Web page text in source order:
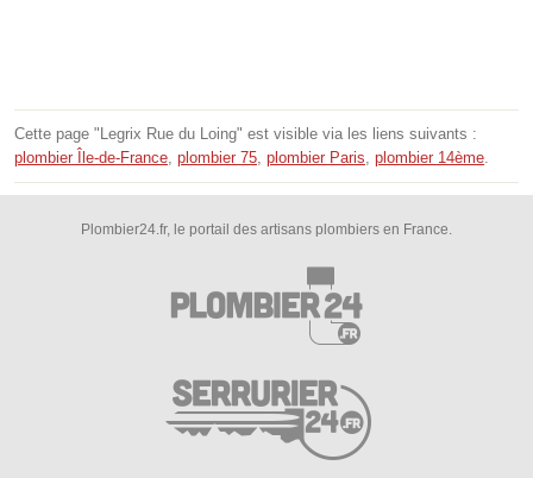
Cette page "Legrix Rue du Loing" est visible via les liens suivants :
plombier Île-de-France plombier 75 plombier Paris plombier 14ème
Plombier24.fr, le portail des artisans plombiers en France.